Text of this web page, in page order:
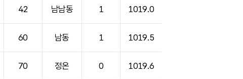
42 남남동 1 1019.0
60 남동 1 1019.5
70 정온 0 1019.6